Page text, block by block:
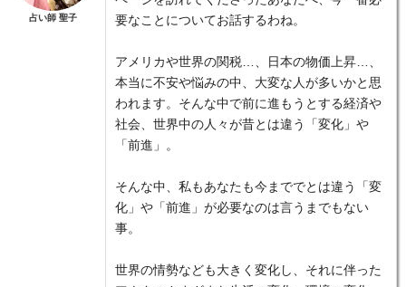
占い師 聖子
要なことについてお話するわね。
アメリカや世界の関税…、日本の物価上昇…、
本当に不安や悩みの中、大変な人が多いかと思
われます。そんな中で前に進もうとする経済や
社会、世界中の人々が昔とは違う「変化」や
「前進」。
そんな中、私もあなたも今まででとは違う「変
化」や「前進」が必要なのは言うまでもない
事。
世界の情勢なども大きく変化し、それに伴った